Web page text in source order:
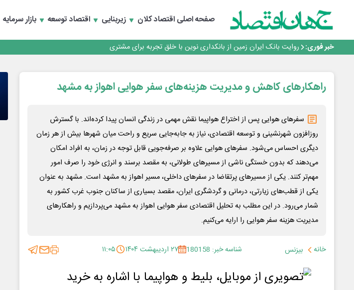
صفحه اصلیاقتصاد کلان زیربنایی اقتصاد توسعه بازار سرمایه
خبر فوری:
سرپرست اداره کل روابط عمومی بیمه مرکزی منصوب شد
اجرای برنامه تحول بانک با تمرکز بر منابع پایدار، درآمدهای کارمزدی و بازسازی اعتماد مشتریان
روایت بانک ایران زمین از بانکداری نوین با خلق تجربه برای مشتری
پیام مدیرعامل بانک توسعه تعاون به مناسبت ۱۵ مرداد، سالروز تأسیس بانک
سرپرست اداره کل روابط عمومی بیمه مرکزی منصوب شد
اجرای برنامه تحول بانک با تمرکز بر منابع پایدار، درآمدهای کارمزدی و بازسازی اعتماد مشتریان
بانک مهر ایران بیش از ۷۰ میلیارد تومان به برنامه‌های مسئولیت اجتماعی اختصاص داد
راهکارهای کاهش و مدیریت هزینه‌های سفر هوایی اهواز به مشهد
سفرهای هوایی پس از اختراع هواپیما نقش مهمی در زندگی انسان‌ پیدا کرده‌اند. با گسترش
روزافزون شهرنشینی و توسعه‌ اقتصادی، نیاز به جابه‌جایی سریع و راحت میان شهرها بیش از هر زمان
دیگری احساس می‌شود. سفرهای هوایی علاوه بر صرفه‌جویی قابل توجه در زمان، به افراد امکان
می‌دهند که بدون خستگی ناشی از مسیرهای طولانی، به مقصد برسند و انرژی خود را صرف امور
مهم‌تر کنند. یکی از مسیرهای پرتقاضا در سفرهای داخلی، مسیر اهواز به مشهد است. مشهد به عنوان
یکی از قطب‌های زیارتی، درمانی و گردشگری ایران، مقصد بسیاری از ساکنان جنوب غرب کشور به
شمار می‌رود. در این مطلب به تحلیل اقتصادی سفر هوایی اهواز به مشهد می‌پردازیم و راهکارهای
مدیریت هزینه سفر هوایی را ارایه می‌کنیم.
خانه بیزنس شناسه خبر: 180158 ۲۷ اردیبهشت ۱۴۰۴ ۱۱:۰۵